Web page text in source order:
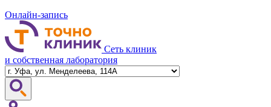
Онлайн-запись
Сеть клиник
и собственная лаборатория